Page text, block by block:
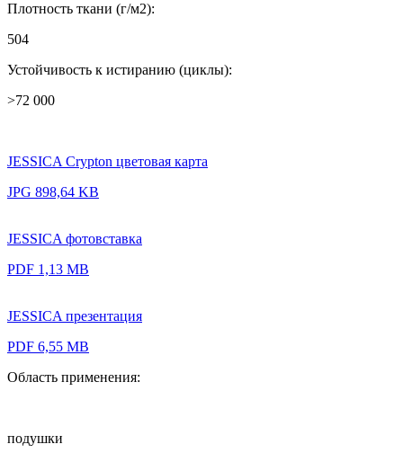
Плотность ткани (г/м2):
504
Устойчивость к истиранию (циклы):
>72 000
JESSICA Crypton цветовая карта
JPG 898,64 KB
JESSICA фотовставка
PDF 1,13 MB
JESSICA презентация
PDF 6,55 MB
Область применения:
подушки